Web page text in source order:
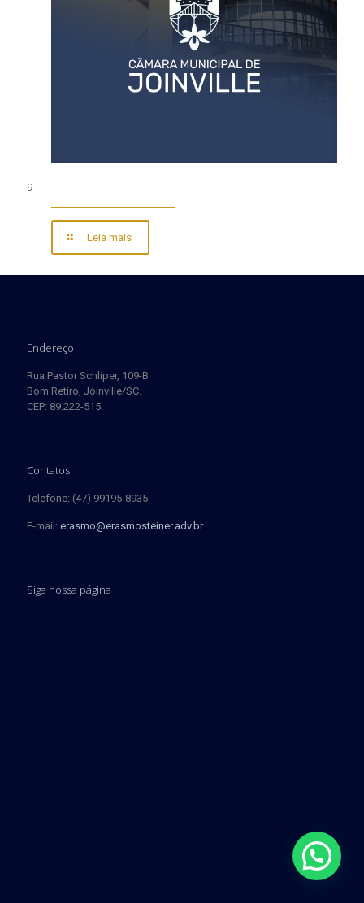
9
Leia mais
Endereço
Rua Pastor Schliper, 109-B
Bom Retiro, Joinville/SC.
CEP: 89.222-515.
Contatos
Telefone: (47) 99195-8935
E-mail: erasmo@erasmosteiner.adv.br
Siga nossa página